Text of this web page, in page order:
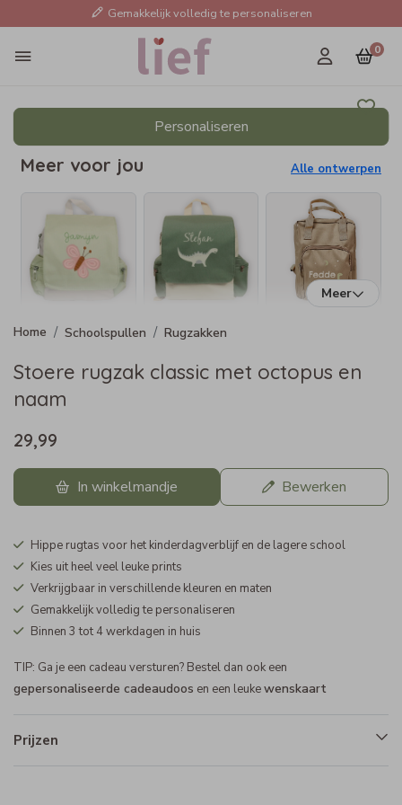
Gemakkelijk volledig te personaliseren
0
Personaliseren
Meer voor jou Alle ontwerpen
Meer
Schoolspullen Rugzakken
Stoere rugzak classic met octopus en
naam
29,99
In winkelmandje Bewerken
Hippe rugtas voor het kinderdagverblijf en de lagere school
Kies uit heel veel leuke prints
Verkrijgbaar in verschillende kleuren en maten
Gemakkelijk volledig te personaliseren
Binnen 3 tot 4 werkdagen in huis
TIP: Ga je een cadeau versturen? Bestel dan ook een
gepersonaliseerde cadeaudoos en een leukewenskaart
Prijzen